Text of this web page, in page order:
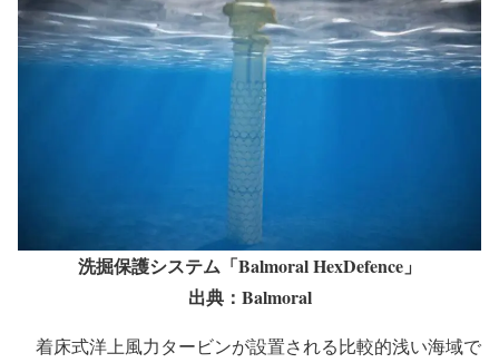
洗掘保護システム「Balmoral HexDefence」
出典：Balmoral
着床式洋上風力タービンが設置される比較的浅い海域で